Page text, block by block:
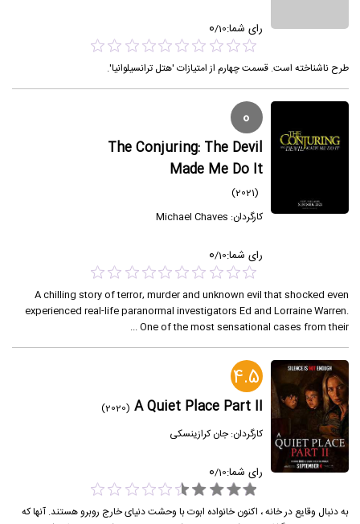
رای شما: 0/10
طرح ناشناخته است. قسمت چهارم از امتیازات 'هتل ترانسیلوانیا'.
0
The Conjuring: The Devil
Made Me Do It
(2021)
کارگردان: Michael Chaves
رای شما: 0/10
A chilling story of terror, murder and unknown evil that shocked even
experienced real-life paranormal investigators Ed and Lorraine Warren.
One of the most sensational cases from their ...
4.5
A Quiet Place Part II
(2020)
کارگردان:جان کرازینسکی
رای شما: 0/10
به دنبال وقایع در خانه ، اکنون خانواده ابوت با وحشت دنیای خارج روبرو هستند. آنها که